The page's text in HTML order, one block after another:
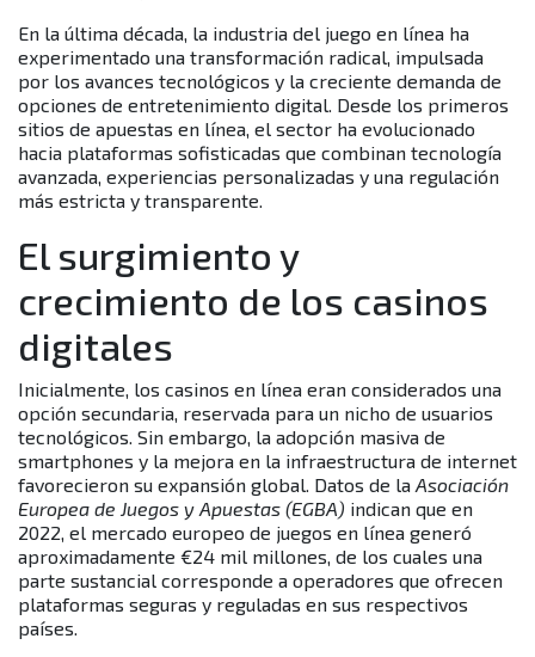
En la última década, la industria del juego en línea ha
experimentado una transformación radical, impulsada
por los avances tecnológicos y la creciente demanda de
opciones de entretenimiento digital. Desde los primeros
sitios de apuestas en línea, el sector ha evolucionado
hacia plataformas sofisticadas que combinan tecnología
avanzada, experiencias personalizadas y una regulación
más estricta y transparente.
El surgimiento y
crecimiento de los casinos
digitales
Inicialmente, los casinos en línea eran considerados una
opción secundaria, reservada para un nicho de usuarios
tecnológicos. Sin embargo, la adopción masiva de
smartphones y la mejora en la infraestructura de internet
favorecieron su expansión global. Datos de la Asociación
Europea de Juegos y Apuestas (EGBA) indican que en
2022, el mercado europeo de juegos en línea generó
aproximadamente €24 mil millones , de los cuales una
parte sustancial corresponde a operadores que ofrecen
plataformas seguras y reguladas en sus respectivos
países.